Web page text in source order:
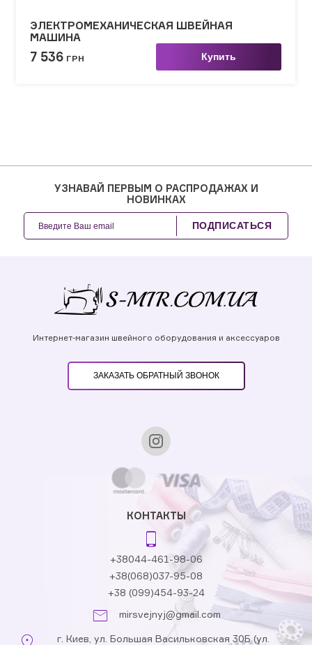
ЭЛЕКТРОМЕХАНИЧЕСКАЯ ШВЕЙНАЯ
МАШИНА
7 536 ГРН Купить
УЗНАВАЙ ПЕРВЫМ О РАСПРОДАЖАХ И
НОВИНКАХ
ПОДПИСАТЬСЯ
Интернет-магазин швейного оборудования и аксессуаров
ЗАКАЗАТЬ ОБРАТНЫЙ ЗВОНОК
КОНТАКТЫ
+38044-461-98-06
+38(068)037-95-08
+38 (099)454-93-24
mirsvejnyj@gmail.com
г. Киев, ул. Большая Васильковская 30Б (ул.